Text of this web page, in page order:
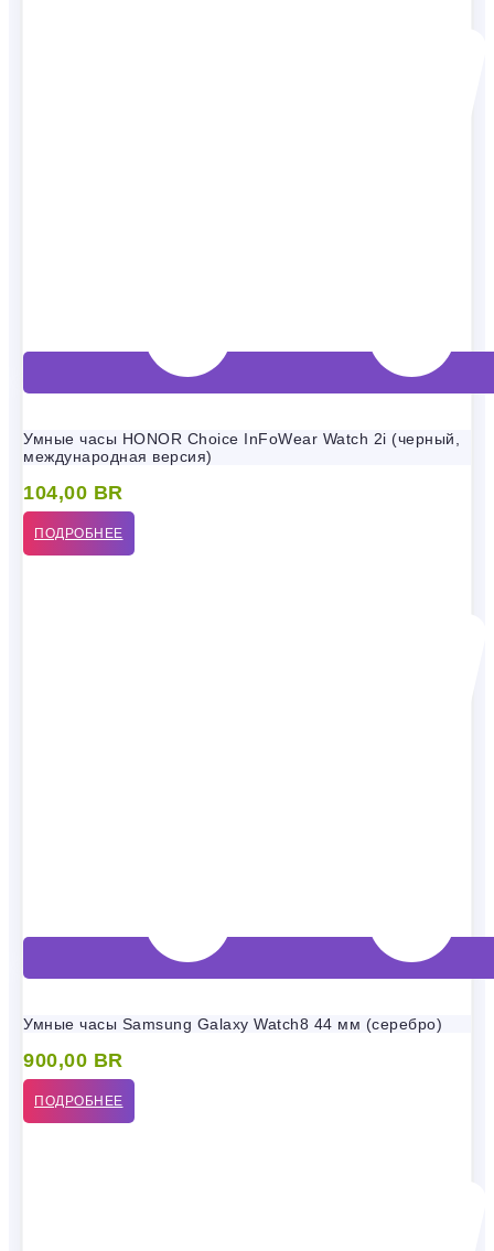
Умные часы HONOR Choice InFoWear Watch 2i (черный,
международная версия)
104,00 BR
ПОДРОБНЕЕ
Умные часы Samsung Galaxy Watch8 44 мм (серебро)
900,00 BR
ПОДРОБНЕЕ